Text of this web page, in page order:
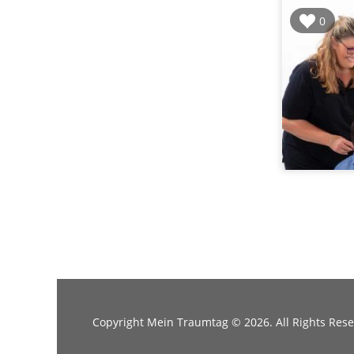
0
Copyright Mein Traumtag © 2026. All Rights